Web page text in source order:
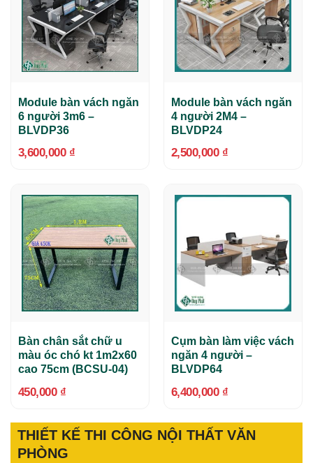
Module bàn vách ngăn
6 người 3m6 –
BLVDP36
3,600,000 ₫
Module bàn vách ngăn
4 người 2M4 –
BLVDP24
2,500,000 ₫
Bàn chân sắt chữ u
màu óc chó kt 1m2x60
cao 75cm (BCSU-04)
450,000 ₫
Cụm bàn làm việc vách
ngăn 4 người –
BLVDP64
6,400,000 ₫
THIẾT KẾ THI CÔNG NỘI THẤT VĂN
PHÒNG